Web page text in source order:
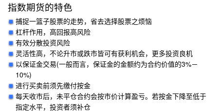
指数期货的特色
捕捉一篮子股票的走势，省去选择股票之烦恼
杠杆作用，高回报高风险
有效分散投资风险
灵活性高，不论升市或跌市皆可有获利机会，更多投资良机
以保证金交易(一般而言，保证金的金额约为合约价值的3%－
10%)
进行买卖前须先缴付按金
每天收市后，未平仓合约会按市价计算盈亏。若按金下降至低于
指定水平，投资者须补仓